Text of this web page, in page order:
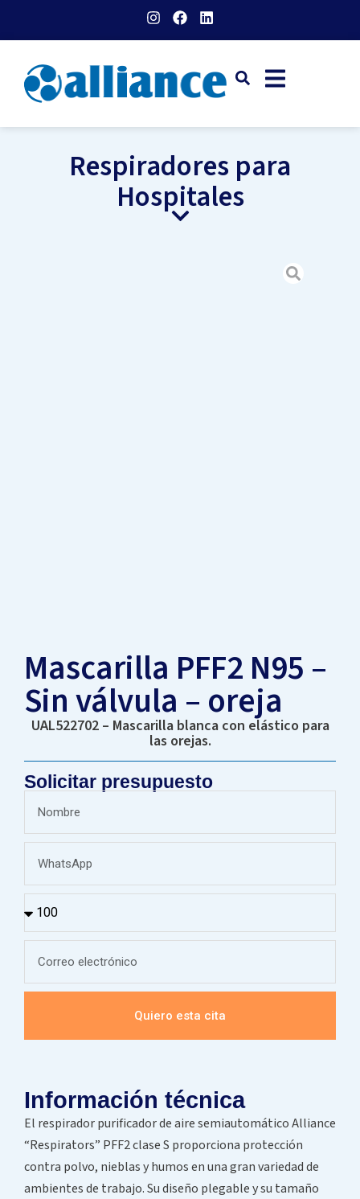
Respiradores para
Hospitales
Mascarilla PFF2 N95 –
Sin válvula – oreja
UAL522702 – Mascarilla blanca con elástico para
las orejas.
Solicitar presupuesto
Quiero esta cita
Información técnica
El respirador purificador de aire semiautomático Alliance
“Respirators” PFF2 clase S proporciona protección
contra polvo, nieblas y humos en una gran variedad de
ambientes de trabajo. Su diseño plegable y su tamaño